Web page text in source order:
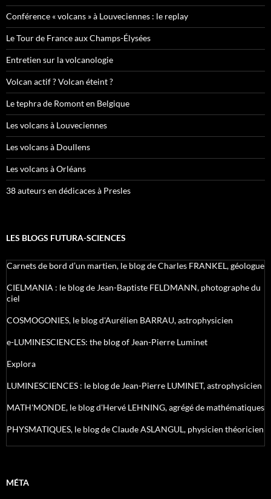
Conférence « volcans » à Louveciennes : le replay
Le Tour de France aux Champs-Élysées
Entretien sur la volcanologie
Volcan actif ? Volcan éteint ?
Le tephra de Romont en Belgique
Les volcans à Louveciennes
Les volcans à Doullens
Les volcans à Orléans
38 auteurs en dédicaces à Presles
LES BLOGS FUTURA-SCIENCES
Carnets de bord d’un martien, le blog de Charles FRANKEL, géologue
CIELMANIA : le blog de Jean-Baptiste FELDMANN, photographe du
ciel
COSMOGONIES, le blog d'Aurélien BARRAU, astrophysicien
e-LUMINESCIENCES: the blog of Jean-Pierre Luminet
Explora
LUMINESCIENCES : le blog de Jean-Pierre LUMINET, astrophysicien
MATH'MONDE, le blog d'Hervé LEHNING, agrégé de mathématiques
PHYSMATIQUES, le blog de Claude ASLANGUL, physicien théoricien
MÉTA